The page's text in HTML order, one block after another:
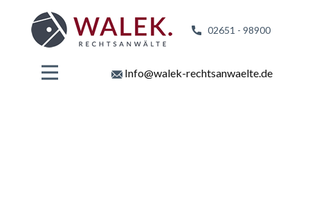
02651 - 98900
Info@walek-rechtsanwaelte.de